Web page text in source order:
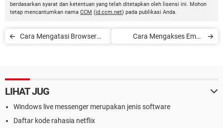
berdasarkan syarat dan ketentuan yang telah ditetapkan oleh lisensi ini. Mohon
tetap mencantumkan nama CCM (id.ccm.net) pada publikasi Anda.
Cara Mengatasi Browser
Cara Mengakses Email
LIHAT JUG
Windows live messenger merupakan jenis software
Daftar kode rahasia netflix